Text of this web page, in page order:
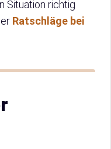
Situation richtig
Ratschläge bei